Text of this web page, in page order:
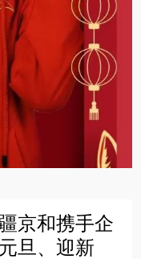
京和携手企
旦、迎新